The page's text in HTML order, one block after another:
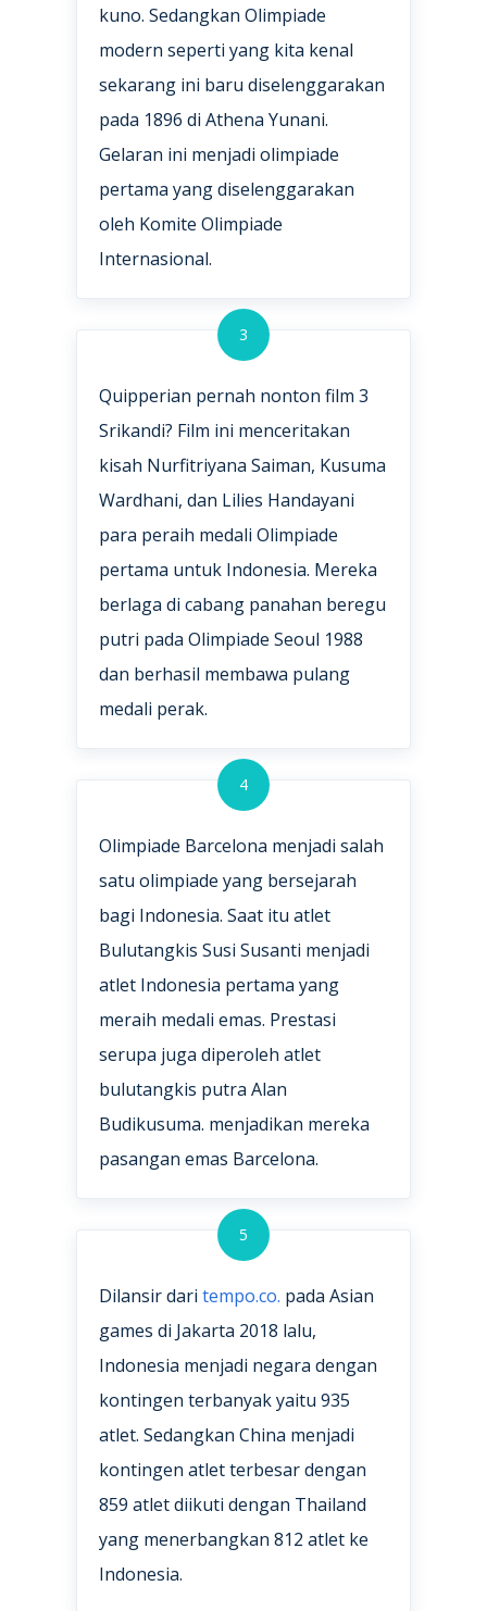
kuno. Sedangkan Olimpiade
modern seperti yang kita kenal
sekarang ini baru diselenggarakan
pada 1896 di Athena Yunani.
Gelaran ini menjadi olimpiade
pertama yang diselenggarakan
oleh Komite Olimpiade
Internasional.
3
Quipperian pernah nonton film 3
Srikandi? Film ini menceritakan
kisah Nurfitriyana Saiman, Kusuma
Wardhani, dan Lilies Handayani
para peraih medali Olimpiade
pertama untuk Indonesia. Mereka
berlaga di cabang panahan beregu
putri pada Olimpiade Seoul 1988
dan berhasil membawa pulang
medali perak.
4
Olimpiade Barcelona menjadi salah
satu olimpiade yang bersejarah
bagi Indonesia. Saat itu atlet
Bulutangkis Susi Susanti menjadi
atlet Indonesia pertama yang
meraih medali emas. Prestasi
serupa juga diperoleh atlet
bulutangkis putra Alan
Budikusuma. menjadikan mereka
pasangan emas Barcelona.
5
Dilansir dari tempo.co. pada Asian
games di Jakarta 2018 lalu,
Indonesia menjadi negara dengan
kontingen terbanyak yaitu 935
atlet. Sedangkan China menjadi
kontingen atlet terbesar dengan
859 atlet diikuti dengan Thailand
yang menerbangkan 812 atlet ke
Indonesia.